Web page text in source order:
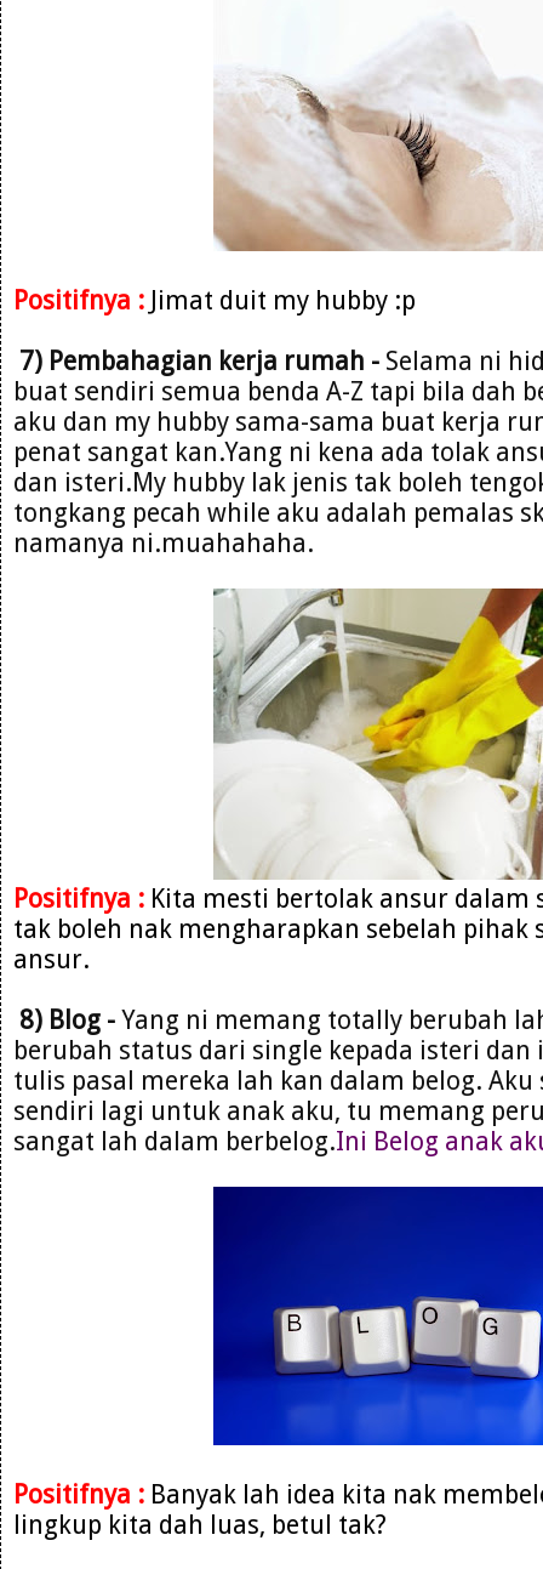
Positifnya : Jimat duit my hubby :p
7) Pembahagian kerja rumah - Selama ni
buat sendiri semua benda A-Z tapi bila dah
aku dan my hubby sama-sama buat kerja
penat sangat kan.Yang ni kena ada tolak
dan isteri.My hubby lak jenis tak boleh
tongkang pecah while aku adalah pemalas
namanya ni.muahahaha.
Positifnya : Kita mesti bertolak ansur dalam
tak boleh nak mengharapkan sebelah pihak
ansur.
8) Blog - Yang ni memang totally berubah
berubah status dari single kepada isteri dan
tulis pasal mereka lah kan dalam belog. Aku
sendiri lagi untuk anak aku, tu memang
sangat lah dalam berbelog.Ini Belog anak
Positifnya : Banyak lah idea kita nak
lingkup kita dah luas, betul tak?